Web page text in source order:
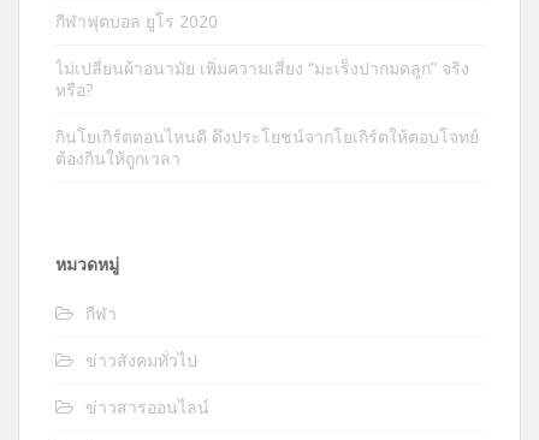
กีฬาฟุตบอล ยูโร 2020
ไม่เปลี่ยนผ้าอนามัย เพิ่มความเสี่ยง “มะเร็งปากมดลูก” จริง
หรือ?
กินโยเกิร์ตตอนไหนดี ดึงประโยชน์จากโยเกิร์ตให้ตอบโจทย์
ต้องกินให้ถูกเวลา
หมวดหมู่
กีฬา
ข่าวสังคมทั่วไป
ข่าวสารออนไลน์